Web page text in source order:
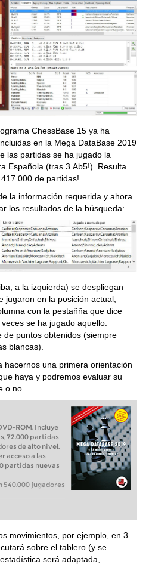
ChessBase 15 ya ha
en la Mega DataBase 2019
las partidas se ha jugado la
Española (tras 3.Ab5!). Resulta
de partidas!
la información requerida y ahora
los resultados de la búsqueda:
a la izquierda) se despliegan
jugaron en la posición actual,
con la pestañña que dice
se ha jugado aquello.
de puntos obtenidos (siempre
blancas).
hacernos una primera orientación
haya y podremos evaluar su
o no.
ROM. Incluye
72.000 partidas
de alto nivel.
acceso a las
partidas nuevas
540.000 jugadores
movimientos, por ejemplo, en 3.
sobre el tablero (y se
será adaptada,